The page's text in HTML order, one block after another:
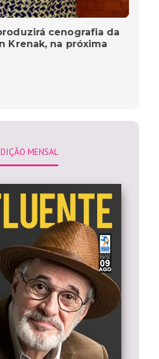
cenografia da
Krenak, na próxima
MENSAL